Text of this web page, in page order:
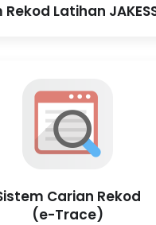
Latihan
Carian Rekod
(e-Trace)